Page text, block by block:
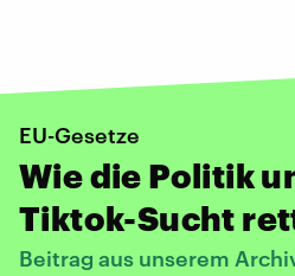
EU-Gesetze
Wie die Politik
Tiktok-Sucht
Beitrag aus unserem